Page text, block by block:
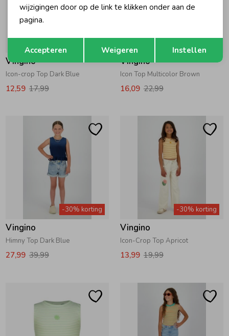
Vingino
Icon-crop Top Dark Blue
12,59 17,99
Vingino
Icon Top Multicolor Brown
16,09 22,99
-30% korting
Vingino
Himny Top Dark Blue
27,99 39,99
-30% korting
Vingino
Icon-Crop Top Apricot
13,99 19,99
Opslaan
wijzigingen door op de link te klikken onder aan de
pagina.
Accepteren Weigeren Instellen